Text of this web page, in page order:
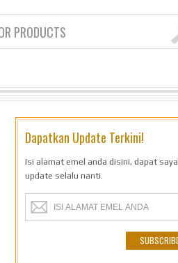
Dapatkan Update Terkini!
Isi alamat emel anda disini, dapat saya
update selalu nanti.